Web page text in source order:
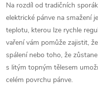
Na rozdíl od tradičních
elektrické pánve na smažení
teplotu, kterou lze rychle
vaření vám pomůže zajistit,
spálení nebo toho, že
s litým topným tělesem
celém povrchu pánve.